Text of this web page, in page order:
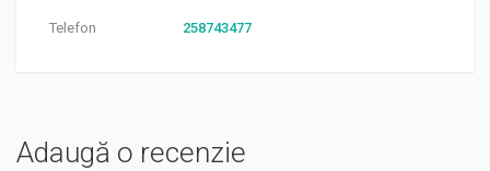
Telefon 258743477
Adaugă o recenzie